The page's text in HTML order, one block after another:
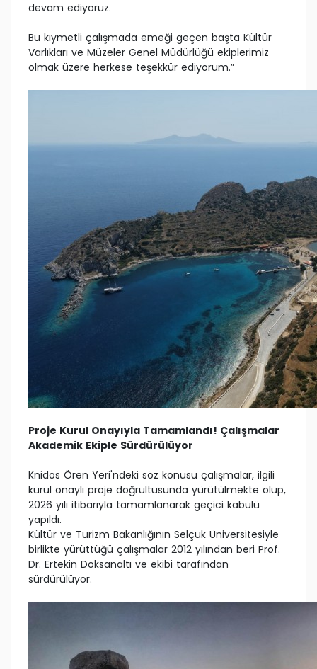
devam ediyoruz.
Bu kıymetli çalışmada emeği geçen başta Kültür
Varlıkları ve Müzeler Genel Müdürlüğü ekiplerimiz
olmak üzere herkese teşekkür ediyorum.”
Proje Kurul Onayıyla Tamamlandı! Çalışmalar
Akademik Ekiple Sürdürülüyor
Knidos Ören Yeri'ndeki söz konusu çalışmalar, ilgili
kurul onaylı proje doğrultusunda yürütülmekte olup,
2026 yılı itibarıyla tamamlanarak geçici kabulü
yapıldı.
Kültür ve Turizm Bakanlığının Selçuk Üniversitesiyle
birlikte yürüttüğü çalışmalar 2012 yılından beri Prof.
Dr. Ertekin Doksanaltı ve ekibi tarafından
sürdürülüyor.